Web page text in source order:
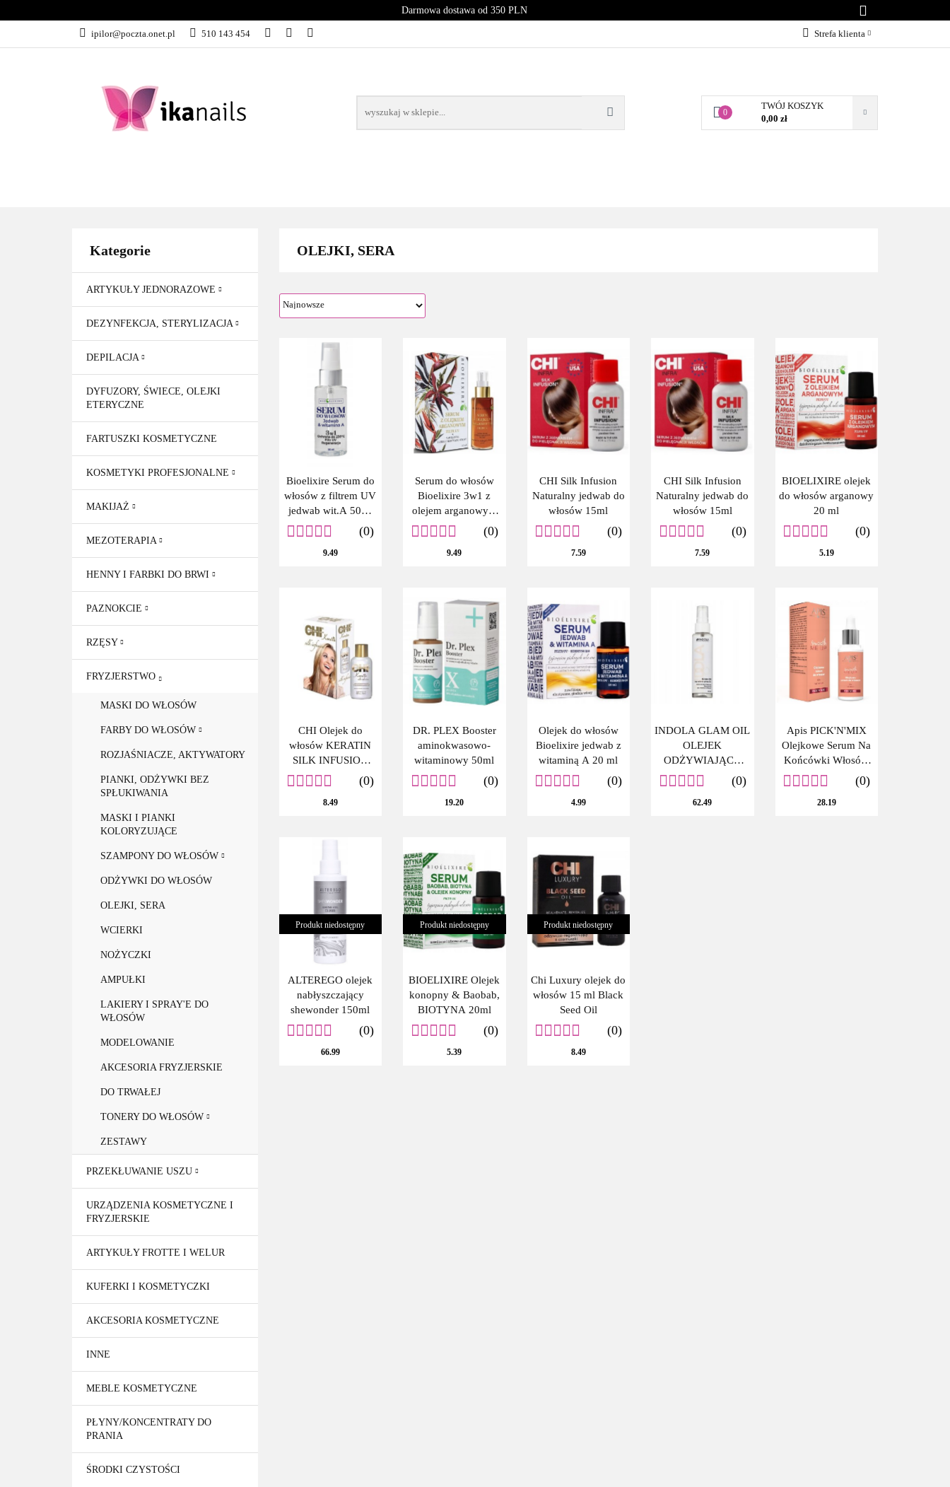
Darmowa dostawa od 350 PLN
ipilor@poczta.onet.pl 510 143 454 Strefa klienta
Dodaj zgłoszenie
Zgody cookies
0
TWÓJ KOSZYK
0,00 zł
KATEGORIE
Kategorie
ARTYKUŁY JEDNORAZOWE
DEZYNFEKCJA, STERYLIZACJA
DEPILACJA
DYFUZORY, ŚWIECE, OLEJKI
ETERYCZNE
FARTUSZKI KOSMETYCZNE
KOSMETYKI PROFESJONALNE
MAKIJAŻ
MEZOTERAPIA
HENNY I FARBKI DO BRWI
PAZNOKCIE
RZĘSY
FRYZJERSTWO
MASKI DO WŁOSÓW
FARBY DO WŁOSÓW
ROZJAŚNIACZE, AKTYWATORY
PIANKI, ODŻYWKI BEZ
SPŁUKIWANIA
MASKI I PIANKI
KOLORYZUJĄCE
SZAMPONY DO WŁOSÓW
ODŻYWKI DO WŁOSÓW
OLEJKI, SERA
WCIERKI
NOŻYCZKI
AMPUŁKI
LAKIERY I SPRAY'E DO
WŁOSÓW
MODELOWANIE
AKCESORIA FRYZJERSKIE
DO TRWAŁEJ
TONERY DO WŁOSÓW
ZESTAWY
PRZEKŁUWANIE USZU
URZĄDZENIA KOSMETYCZNE I
FRYZJERSKIE
ARTYKUŁY FROTTE I WELUR
KUFERKI I KOSMETYCZKI
AKCESORIA KOSMETYCZNE
INNE
MEBLE KOSMETYCZNE
PŁYNY/KONCENTRATY DO
PRANIA
ŚRODKI CZYSTOŚCI
OLEJKI, SERA
Bioelixire Serum do
włosów z filtrem UV
jedwab wit.A 50ml
BIO2987
(0)
9.49
Serum do włosów
Bioelixire 3w1 z
olejem arganowym
50 ml
(0)
9.49
CHI Silk Infusion
Naturalny jedwab do
włosów 15ml
(0)
7.59
CHI Silk Infusion
Naturalny jedwab do
włosów 15ml
(0)
7.59
BIOELIXIRE olejek
do włosów arganowy
20 ml
(0)
5.19
CHI Olejek do
włosów KERATIN
SILK INFUSION
15ML
(0)
8.49
DR. PLEX Booster
aminokwasowo-
witaminowy 50ml
(0)
19.20
Olejek do włosów
Bioelixire jedwab z
witaminą A 20 ml
(0)
4.99
INDOLA GLAM OIL
OLEJEK
ODŻYWIAJĄCY
DO WŁOSÓW
100ML
(0)
62.49
Apis PICK'N'MIX
Olejkowe Serum Na
Końcówki Włosów
Wygładza Odżywia
30 ml
(0)
28.19
Produkt niedostępny
ALTEREGO olejek
nabłyszczający
shewonder 150ml
(0)
66.99
Produkt niedostępny
BIOELIXIRE Olejek
konopny & Baobab,
BIOTYNA 20ml
(0)
5.39
Produkt niedostępny
Chi Luxury olejek do
włosów 15 ml Black
Seed Oil
(0)
8.49